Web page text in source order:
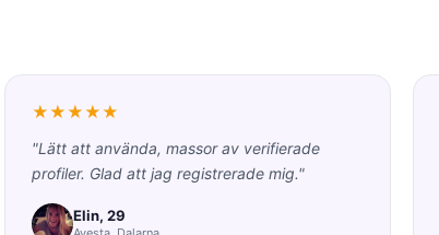
★★★★★
"Lätt att använda, massor av verifierade
profiler. Glad att jag registrerade mig."
Elin, 29